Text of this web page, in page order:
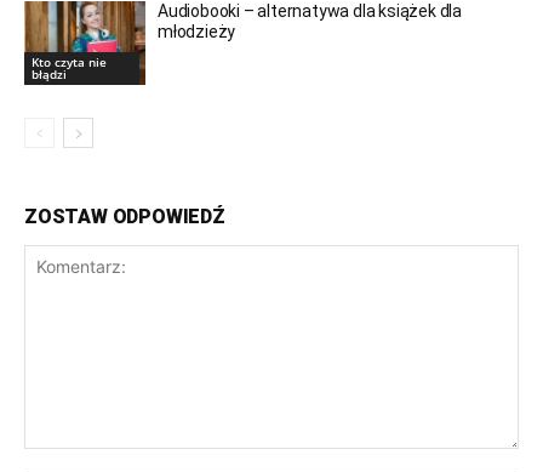
Kto czyta nie
błądzi
Audiobooki – alternatywa dla książek dla
młodzieży
ZOSTAW ODPOWIEDŹ